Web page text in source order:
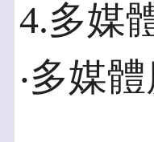
4.多媒
‧多媒